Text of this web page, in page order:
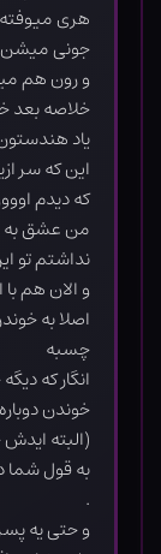
هری
جونی میشن
و رون هم
خلاصه بعد
یاد
این که سر
که دیدم
من عشق به
نداشتم تو
اصلا به
چسبه
انگار که
خوندن
(البته
به قول شما
.
و حتی یه پسر بالغ